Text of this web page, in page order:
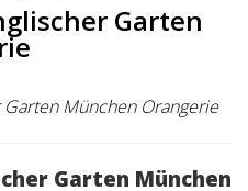
Garten
Garten München Orangerie
Garten München